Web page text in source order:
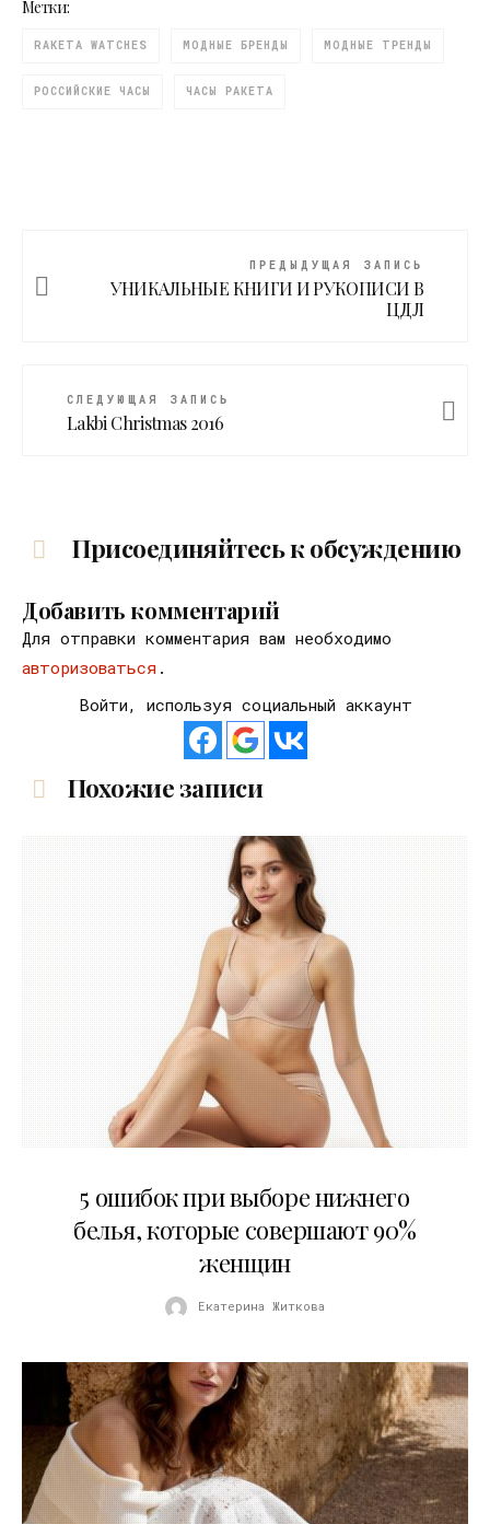
Метки:
RAKETA WATCHES МОДНЫЕ БРЕНДЫ МОДНЫЕ ТРЕНДЫ
РОССИЙСКИЕ ЧАСЫ ЧАСЫ РАКЕТА
ПРЕДЫДУЩАЯ ЗАПИСЬ
УНИКАЛЬНЫЕ КНИГИ И РУКОПИСИ В
ЦДЛ
СЛЕДУЮЩАЯ ЗАПИСЬ
Lakbi Christmas 2016
Присоединяйтесь к обсуждению
Добавить комментарий
Для отправки комментария вам необходимо
авторизоваться .
Войти, используя социальный аккаунт
Похожие записи
5 ошибок при выборе нижнего
белья, которые совершают 90%
женщин
Екатерина Житкова